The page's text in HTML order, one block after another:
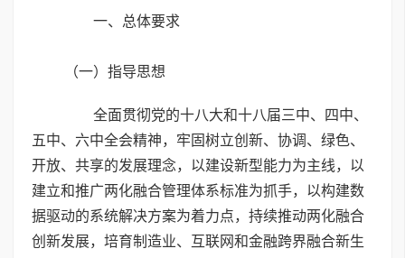
一、总体要求
（一）指导思想
全面贯彻党的十八大和十八届三中、四中、
五中、六中全会精神，牢固树立创新、协调、绿色、
开放、共享的发展理念，以建设新型能力为主线，以
建立和推广两化融合管理体系标准为抓手，以构建数
据驱动的系统解决方案为着力点，持续推动两化融合
创新发展，培育制造业、互联网和金融跨界融合新生